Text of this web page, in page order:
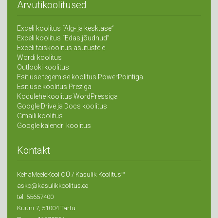
Arvutikoolitused
Exceli koolitus “Alg- ja kesktase”
Exceli koolitus “Edasijõudnud”
Exceli täiskoolitus asutustele
Wordi koolitus
Outlooki koolitus
Esitluse tegemise koolitus PowerPointiga
Esitluse koolitus Preziga
Kodulehe koolitus WordPressiga
Google Drive ja Docs koolitus
Gmaili koolitus
Google kalendri koolitus
Kontakt
KehaMeeleKool OÜ / Kasulik Koolitus™
asko@kasulikkoolitus.ee
tel: 55657400
Küüni 7, 51004 Tartu